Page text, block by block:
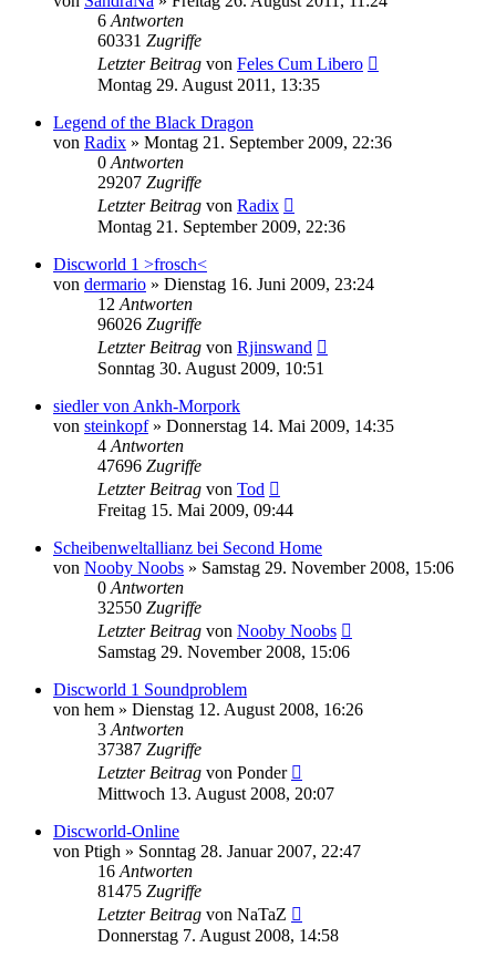
6 Antworten
60331 Zugriffe
Letzter Beitrag von Feles Cum Libero
Montag 29. August 2011, 13:35
Legend of the Black Dragon
von Radix » Montag 21. September 2009, 22:36
0 Antworten
29207 Zugriffe
Letzter Beitrag von Radix
Montag 21. September 2009, 22:36
Discworld 1 >frosch<
von dermario » Dienstag 16. Juni 2009, 23:24
12 Antworten
96026 Zugriffe
Letzter Beitrag von Rjinswand
Sonntag 30. August 2009, 10:51
siedler von Ankh-Morpork
von steinkopf» Donnerstag 14. Mai 2009, 14:35
4 Antworten
47696 Zugriffe
Letzter Beitrag von Tod
Freitag 15. Mai 2009, 09:44
Scheibenweltallianz bei Second Home
von Nooby Noobs » Samstag 29. November 2008, 15:06
0 Antworten
32550 Zugriffe
Letzter Beitrag von Nooby Noobs
Samstag 29. November 2008, 15:06
Discworld 1 Soundproblem
von hem » Dienstag 12. August 2008, 16:26
3 Antworten
37387 Zugriffe
Letzter Beitrag von Ponder
Mittwoch 13. August 2008, 20:07
Discworld-Online
von Ptigh » Sonntag 28. Januar 2007, 22:47
16 Antworten
81475 Zugriffe
Letzter Beitrag von NaTaZ
Donnerstag 7. August 2008, 14:58